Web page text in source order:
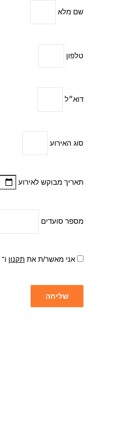
שם מלא
טלפון
דוא״ל
סוג האירוע
תאריך מבוקש לאירוע
מספר סועדים
אני מאשר/ת את תקנון ו־
שליחה